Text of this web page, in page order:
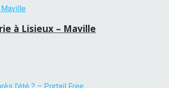
à Lisieux – Maville